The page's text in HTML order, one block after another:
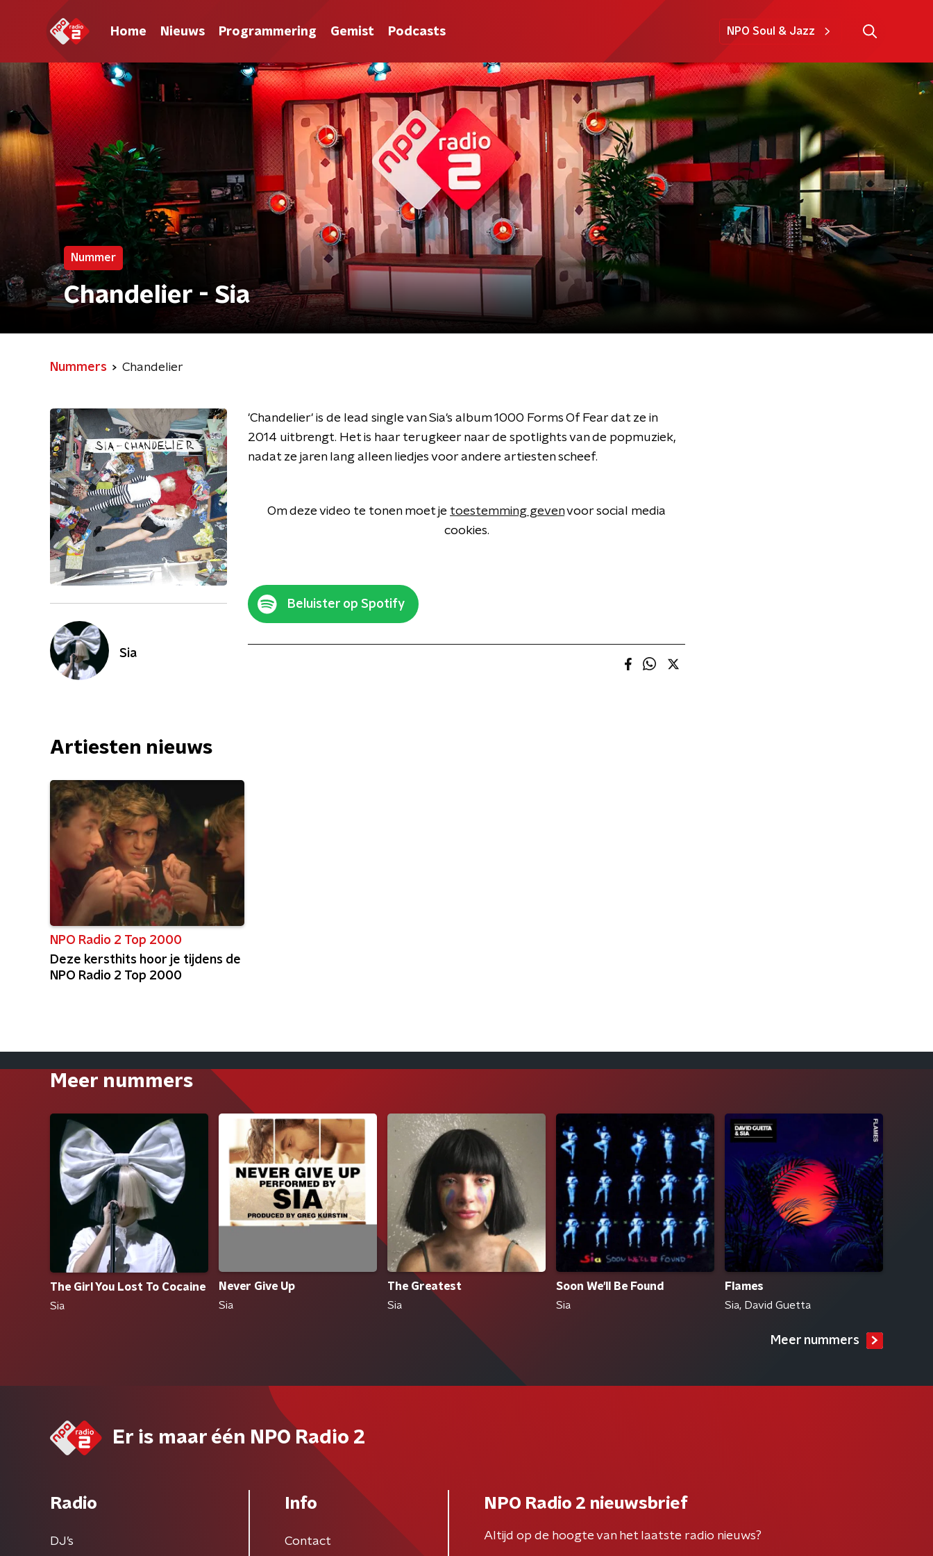
Home Nieuws Programmering Gemist Podcasts NPO Soul & Jazz
Nummer
Chandelier - Sia
Nummers Chandelier
Sia
'Chandelier' is de lead single van Sia's album 1000 Forms Of Fear dat ze in
2014 uitbrengt. Het is haar terugkeer naar de spotlights van de popmuziek,
nadat ze jaren lang alleen liedjes voor andere artiesten scheef.
Om deze video te tonen moet je toestemming gevenvoor social media
cookies.
Beluister op Spotify
Artiesten nieuws
NPO Radio 2 Top 2000
Deze kersthits hoor je tijdens de
NPO Radio 2 Top 2000
Meer nummers
The Girl You Lost To Cocaine
Sia
Never Give Up
Sia
The Greatest
Sia
Soon We'll Be Found
Sia
Flames
Sia, David Guetta
Meer nummers
Er is maar één NPO Radio 2
Radio
DJ’s
Info
Contact
NPO Radio 2 nieuwsbrief
Altijd op de hoogte van het laatste radio nieuws?